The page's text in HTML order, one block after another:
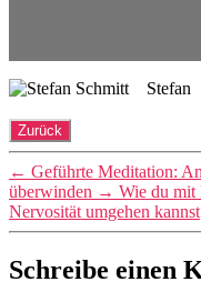
Stefan
← Geführte Meditation:
überwinden → Wie du mit
Nervosität umgehen kannst
Schreibe einen